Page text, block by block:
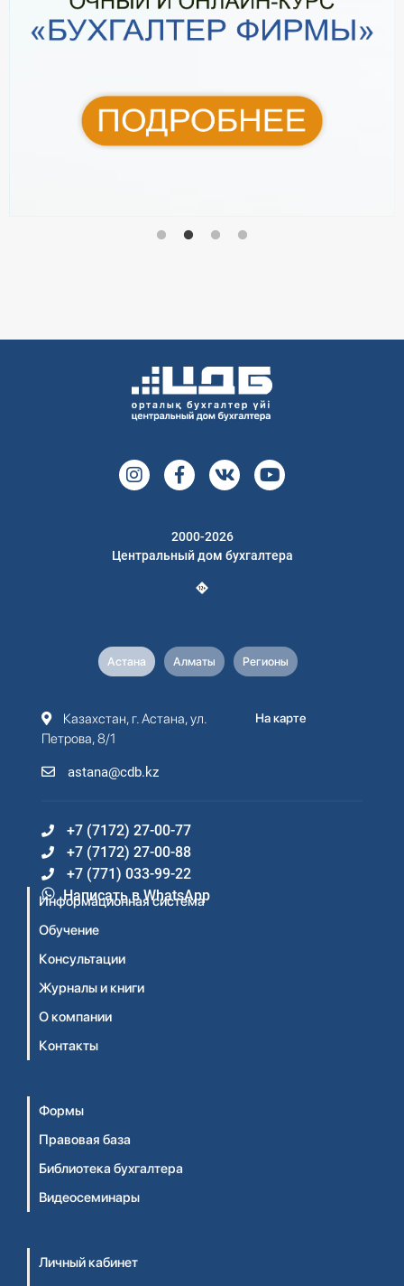
2000-2026
Центральный дом бухгалтера
Астана Алматы Регионы
Казахстан, г. Астана, ул.
Петрова, 8/1
astana@cdb.kz
На карте
+7 (7172) 27-00-77
+7 (7172) 27-00-88
+7 (771) 033-99-22
Написать в WhatsApp
Информационная система
Обучение
Консультации
Журналы и книги
О компании
Контакты
Формы
Правовая база
Библиотека бухгалтера
Видеосеминары
Личный кабинет